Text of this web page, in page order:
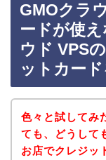
GMOクラ
ードが使
ウド VPS
ットカード
色々と試してみ
ても、どうして
お店でクレジッ